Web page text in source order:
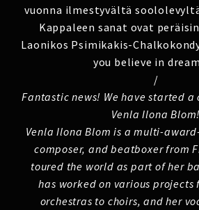
vuonna ilmestyvältä
Kappaleen sanat ovat
Laonikos Psimikakis-
you believe in
/
Fantastic news! We have started
Venla Ilona Blom!
Venla Ilona Blom is a multi-
composer, and beatboxer from
toured the world as part of her
has worked on various projects
orchestras to choirs, and her